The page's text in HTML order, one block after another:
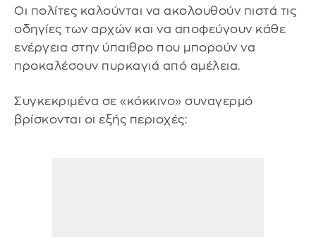
Οι πολίτες καλούνται να ακολουθούν πιστά τις
οδηγίες των αρχών και να αποφεύγουν κάθε
ενέργεια στην ύπαιθρο που μπορούν να
προκαλέσουν πυρκαγιά από αμέλεια.
Συγκεκριμένα σε «κόκκινο» συναγερμό
βρίσκονται οι εξής περιοχές: